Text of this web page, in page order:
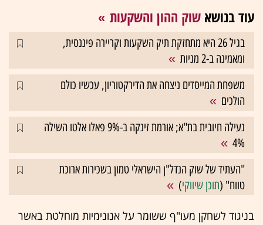
עוד בנושא שוק ההון והשקעות
בגיל 26 היא מתחזקת תיק השקעות וקריירה פיננסית,
ומאמינה ב-2 מניות
משפחת המייסדים ניצחה את הדירקטוריון, עכשיו כולם
הולכים
נעילה חיובית בת"א; אורמת זינקה ב-9% פאלו אלטו השילה
4%
"העתיד של שוק הנדל"ן הישראלי טמון בשכירות ארוכת
טווח" (תוכן שיווקי)
בניגוד לשחקן מעו"ף ששומר על אנונימיות מוחלטת באשר